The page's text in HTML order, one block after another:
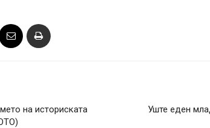
на историската
Уште еден